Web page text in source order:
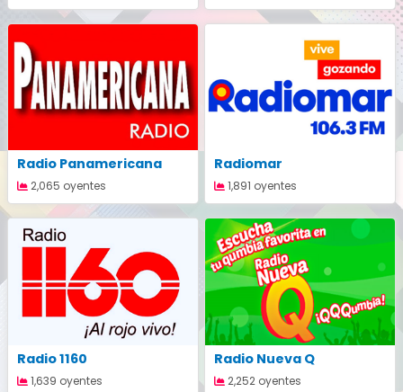
Radio Panamericana
2,065 oyentes
Radiomar
1,891 oyentes
Radio 1160
1,639 oyentes
Radio Nueva Q
2,252 oyentes